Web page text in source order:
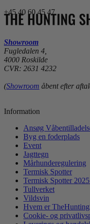
+45 40 60 45 47
Showroom
Fugledalen 4,
4000 Roskilde
CVR: 2631 4232
(Showroom åbent efter
Information
Ansøg
Byg en foderplads
Event
Jagttegn
Mårhunderegulering
Termisk Spotter
Termisk Spotter
Tullverket
Vildsvin
Hvem er
Cookie- og